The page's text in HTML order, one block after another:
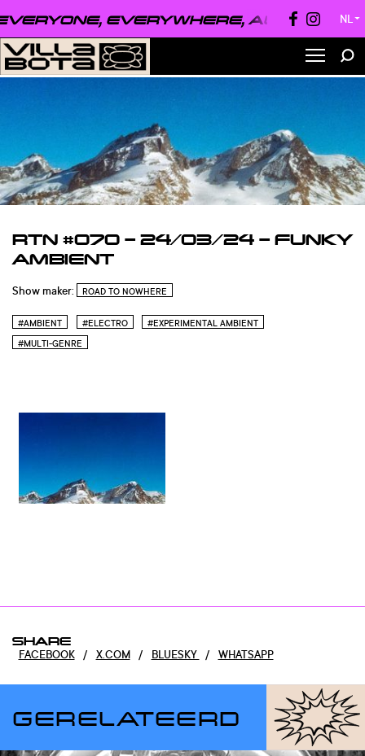
EVERYWHERE, ALWAYS ● NL ▼
RTN #070 – 24/03/24 – FUNKY
AMBIENT
Show maker: ROAD TO NOWHERE
#AMBIENT #ELECTRO
#EXPERIMENTAL AMBIENT
#MULTI-GENRE
SHARE
FACEBOOK / X.COM / BLUESKY / WHATSAPP
GERELATEERD